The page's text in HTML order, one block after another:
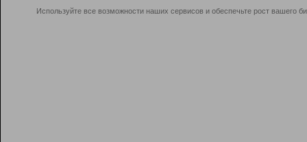
Используйте все возможности наших сервисов и обеспечьте рост вашего